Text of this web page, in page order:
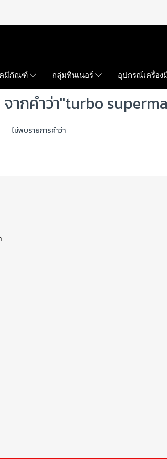
คมีภัณฑ์ กลุ่มทินเนอร์ อุปกรณ์เครื่อง
ากคำว่า"turbo
ไม่พบรายการคำว่า